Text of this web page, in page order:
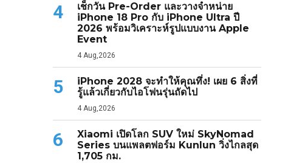
4
เช็กวัน Pre-Order และวางจำหน่าย
iPhone 18 Pro กับ iPhone Ultra ปี
2026 พร้อมวิเคราะห์รูปแบบงาน Apple
Event
4 Aug,2026
5
iPhone 2028 จะทำให้คุณทึ่ง! เผย 6 สิ่งที่
รู้แล้วเกี่ยวกับไอโฟนรุ่นถัดไป
4 Aug,2026
6
Xiaomi เปิดโลก SUV ใหม่ SkyNomad
Series บนแพลตฟอร์ม Kunlun วิ่งไกลสุด
1,705 กม.